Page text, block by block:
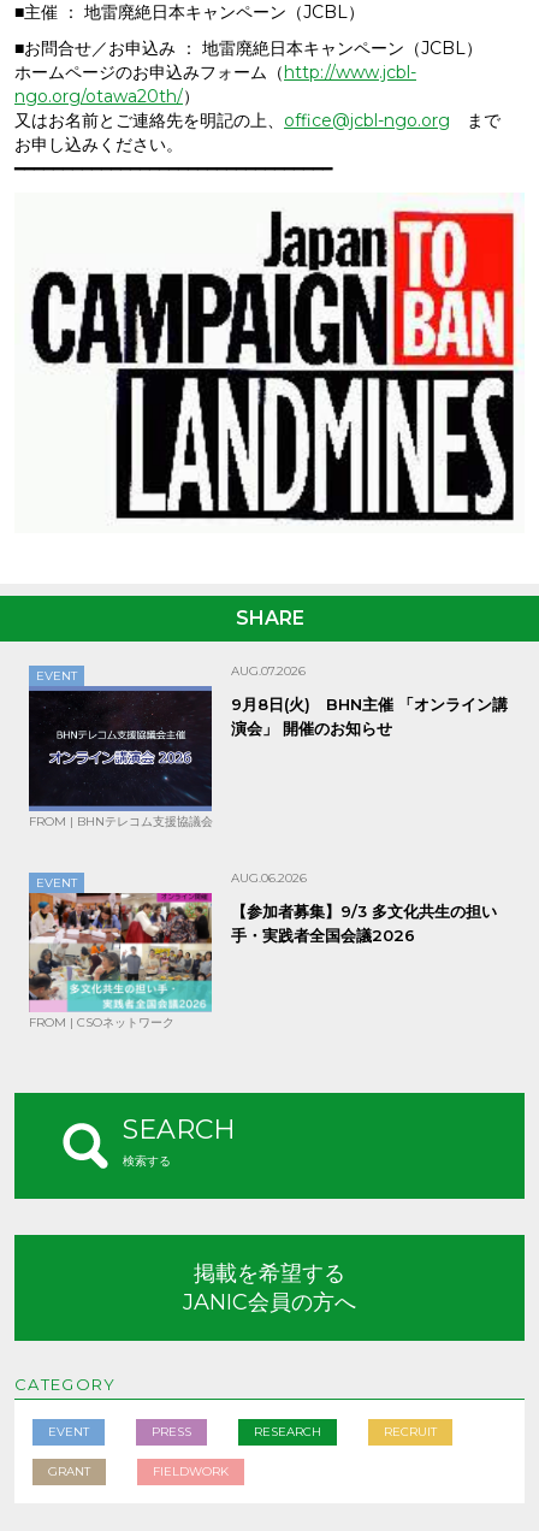
■主催 ： 地雷廃絶日本キャンペーン（JCBL）
■お問合せ／お申込み ： 地雷廃絶日本キャンペーン（JCBL）
ホームページのお申込みフォーム（http://www.jcbl-
ngo.org/otawa20th/）
又はお名前とご連絡先を明記の上、 office@jcbl-ngo.org まで
お申し込みください。
━━━━━━━━━━━━━━━━━━━━━━━━━━━━━━━━━
SHARE
EVENT AUG.07.2026
9月8日(火) BHN主催 「オンライン講
演会」 開催のお知らせ
FROM | BHNテレコム支援協議会
EVENT AUG.06.2026
【参加者募集】9/3 多文化共生の担い
手・実践者全国会議2026
FROM | CSOネットワーク
SEARCH
検索する
掲載を希望する
JANIC会員の方へ
CATEGORY
EVENT PRESS RESEARCH RECRUIT
GRANT FIELDWORK